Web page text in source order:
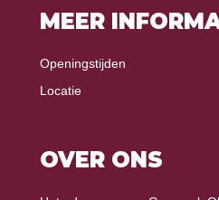
MEER
Openingstijden
Locatie
OVER ONS